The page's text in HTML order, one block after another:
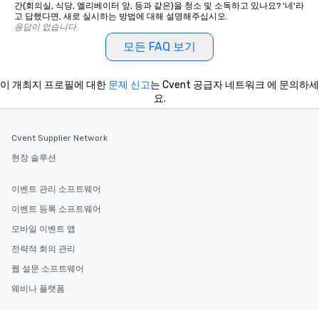
간(회의실, 식당, 엘리베이터 앞, 등과 같은)을 청소 및 소독하고 있나요? '네'라
고 답했다면, 새로 실시하는 방법에 대해 설명해주십시오.
응답이 없습니다.
모든 FAQ 보기
이 개최지 프로필에 대한 문제 신고는 Cvent 공급자 네트워크 에 문의하세
요.
Cvent Supplier Network
현장 솔루션
이벤트 관리 소프트웨어
이벤트 등록 소프트웨어
모바일 이벤트 앱
전략적 회의 관리
웹 설문 소프트웨어
웨비나 플랫폼